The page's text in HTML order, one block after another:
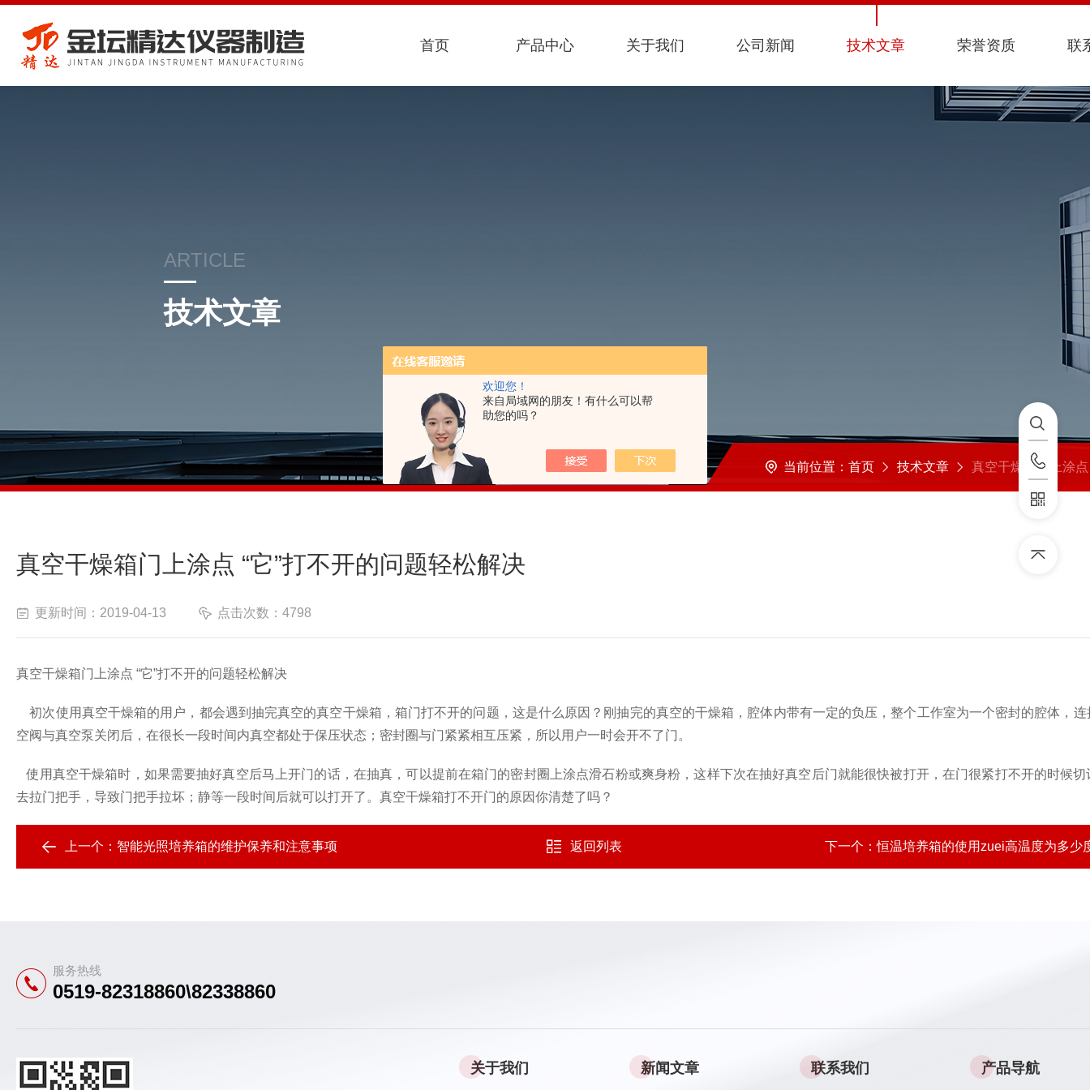
欢迎您！
来自局域网的朋友！有什么可以帮
助您的吗？
首页 产品中心 关于我们 公司新闻 技术文章 荣誉资质 联
ARTICLE
技术文章
当前位置： 首页 技术文章 真空干燥箱门上涂点 “它”打不开的问题轻松
真空干燥箱门上涂点 “它”打不开的问题轻松解决
更新时间：2019-04-13 点击次数：4798
真空干燥箱门上涂点 “它”打不开的问题轻松解决
初次使用真空干燥箱的用户 ，都会遇到 抽完真空的真空干燥箱 ，箱门打不开的问题，这是什么原因？刚抽完的真空的干燥箱 ，腔体内带有一定的负压，整个工作室为一个密封的腔体，
空阀与真空泵关闭后，在很长一段时间内真空都处于保压状态；密封圈与门紧紧相互压紧，所以用户一时会开不了门。
使用真空干燥箱时 ， 如果需要抽好真空后马上开门的话，在抽真 ，可以提前在箱门的密封圈上涂点滑石粉或爽身粉，这样下次在抽好真空后门就能很快被打开，在门很紧打不开的时候切
去拉门把手，导致门把手拉坏；静等一段时间后就可以打开了。真空干燥箱打不开门的原因你清楚了吗 ？
上一个： 智能光照培养箱的维护保养和注意事项 返回列表 下一个：恒温培养箱的使用zuei高温度为多少
服务热线
0519-82318860\82338860
关于我们 新闻文章 联系我们 产品导航